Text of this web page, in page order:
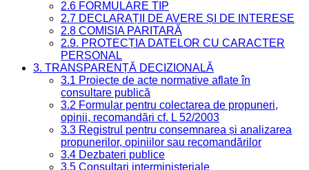
2.6 FORMULARE TIP
2.7 DECLARAȚII DE AVERE ȘI DE INTERESE
2.8 COMISIA PARITARĂ
2.9. PROTECȚIA DATELOR CU CARACTER
PERSONAL
3. TRANSPARENȚĂ DECIZIONALĂ
3.1 Proiecte de acte normative aflate în
consultare publică
3.2 Formular pentru colectarea de propuneri,
opinii, recomandări cf. L 52/2003
3.3 Registrul pentru consemnarea și analizarea
propunerilor, opiniilor sau recomandărilor
3.4 Dezbateri publice
3.5 Consultari interministeriale